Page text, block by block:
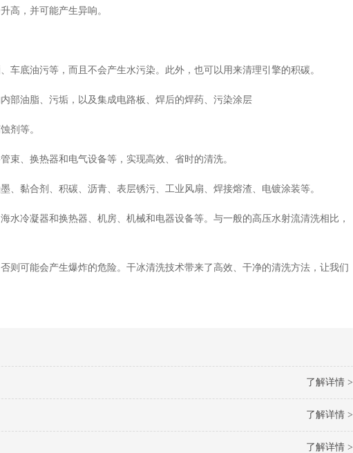
高，并可能产生异响。
车底油污等，而且不会产生水污染。此外，也可以用来清理引擎的积碳。
部油脂、污垢，以及集成电路板、焊后的焊药、污染涂层
剂等。
束、换热器和电气设备等，实现高效、省时的清洗。
、黏合剂、积碳、沥青、表层锈污、工业风扇、焊接熔渣、电镀涂装等。
水冷凝器和换热器、机房、机械和电器设备等。与一般的高压水射流清洗相比，
则可能会产生爆炸的危险。干冰清洗技术带来了高效、干净的清洗方法，让我们
了解详情 >
了解详情 >
了解详情 >